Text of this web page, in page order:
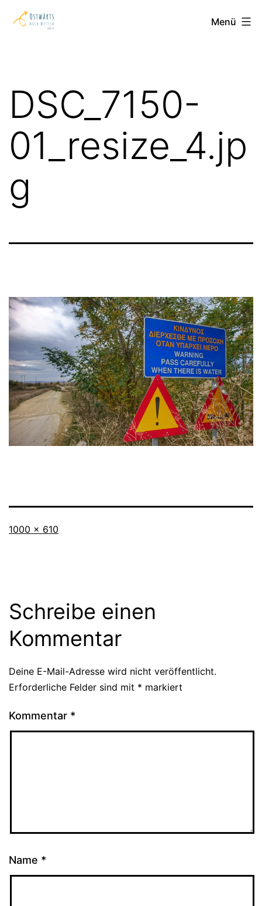
Zum
InhaltOstwärts
Menü
DSC_7150-
01_resize_4.jp
g
Originalgröße
1000 × 610
Schreibe einen
Kommentar
Deine E-Mail-Adresse wird nicht veröffentlicht.
Erforderliche Felder sind mit * markiert
Kommentar *
Name *